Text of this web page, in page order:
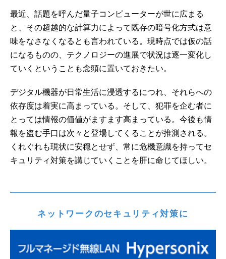
最近、話題を呼んだ量子コンピューターが世に広まる
と、その超越的な計算力によって既存の暗号化方式は意
味をなさなくなるとも言われている。現時点では仮の話
になるものの、テクノロジーの進展で状況は逐一変化し
ていくということも念頭に置いておきたい。
デジタル機器が日常生活に浸透するにつれ、それらへの
依存度は着実に高まっている。そして、犯罪を企む者に
とっては情報の価値がますます高まっている。今後も情
報を盗む手口は次々と登場してくることが推測される。
くれぐれも現状に安穏とせず、常に危機意識を持ってセ
キュリティ対策を講じていくことを肝に命じてほしい。
ネットワークのセキュリティ対策に